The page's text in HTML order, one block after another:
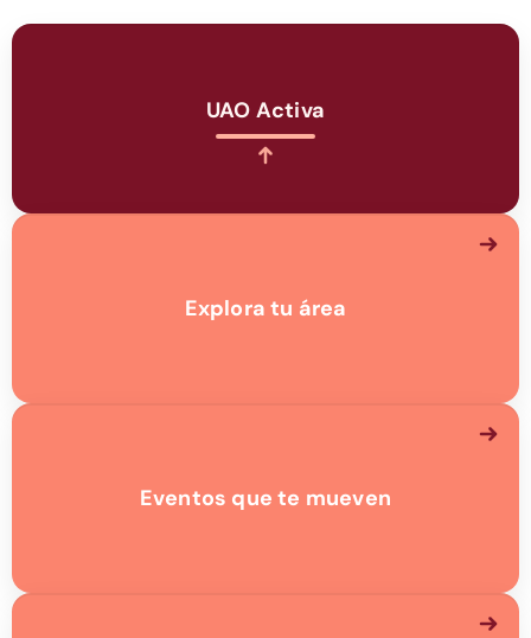
UAO Activa
Explora tu área
Eventos que te mueven